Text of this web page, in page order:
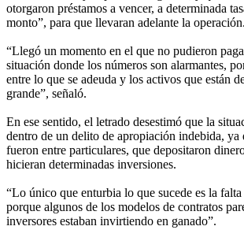
otorgaron préstamos a vencer, a determinada
monto”, para que llevaran adelante la operación.
“Llegó un momento en el que no pudieron
situación donde los números son alarmantes,
entre lo que se adeuda y los activos que están
grande”, señaló.
En ese sentido, el letrado desestimó que la
dentro de un delito de apropiación indebida, ya
fueron entre particulares, que depositaron
hicieran determinadas inversiones.
“Lo único que enturbia lo que sucede es la falta
porque algunos de los modelos de contratos
inversores estaban invirtiendo en ganado”.